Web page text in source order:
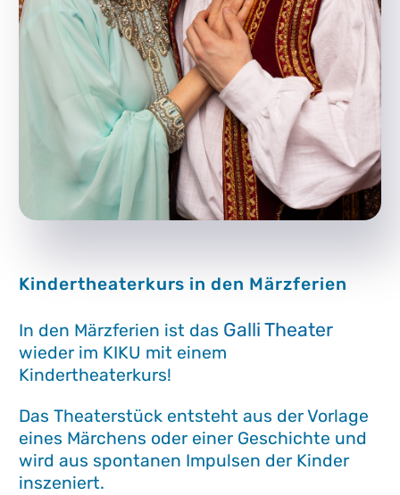
Kindertheaterkurs in den Märzferien
In den Märzferien ist das Galli Theater
wieder im KIKU mit einem
Kindertheaterkurs!
Das Theaterstück entsteht aus der Vorlage
eines Märchens oder einer Geschichte und
wird aus spontanen Impulsen der Kinder
inszeniert.